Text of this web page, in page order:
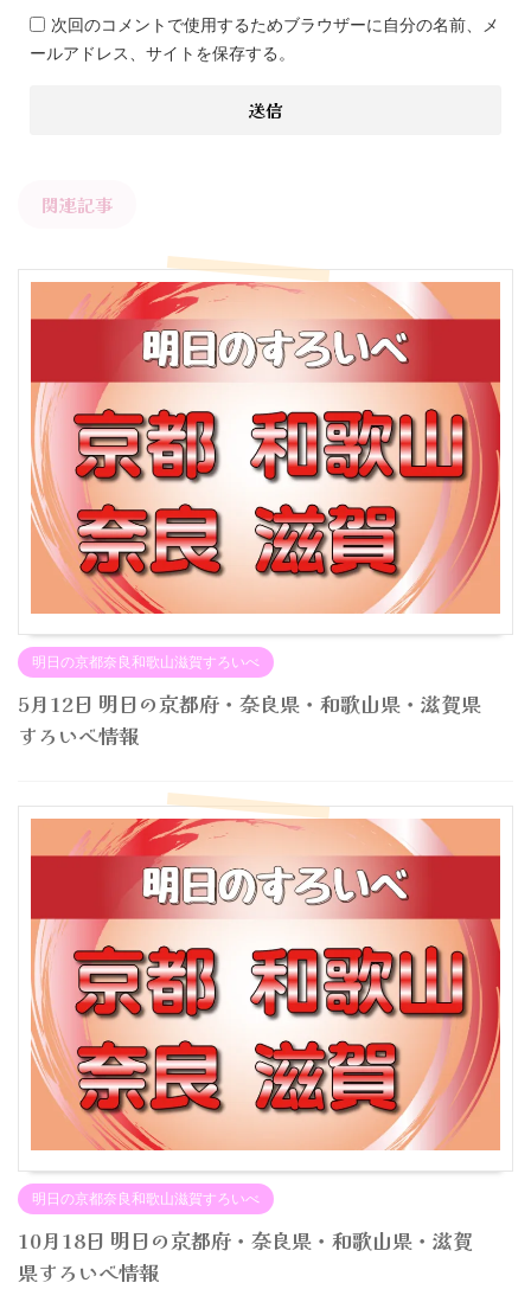
次回のコメントで使用するためブラウザーに自分の名前、メ
ールアドレス、サイトを保存する。
関連記事
明日の京都奈良和歌山滋賀すろいべ
5月12日 明日の京都府・奈良県・和歌山県・滋賀県
すろいべ情報
明日の京都奈良和歌山滋賀すろいべ
10月18日 明日の京都府・奈良県・和歌山県・滋賀
県すろいべ情報